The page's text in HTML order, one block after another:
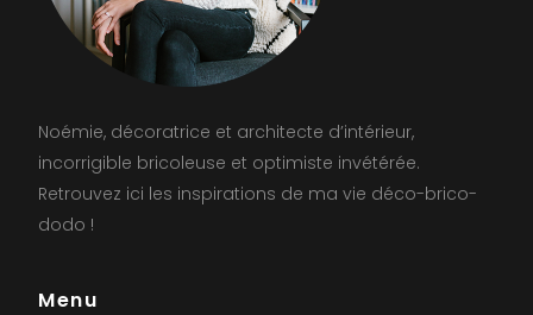
Noémie, décoratrice et architecte d’intérieur,
incorrigible bricoleuse et optimiste invétérée.
Retrouvez ici les inspirations de ma vie déco-brico-
dodo !
Menu